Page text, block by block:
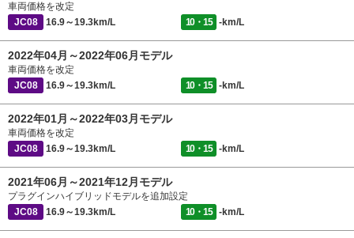
車両価格を改定
JC08
16.9～19.3km/L 10・15 -km/L
2022年04月～2022年06月モデル
車両価格を改定
JC08
16.9～19.3km/L 10・15 -km/L
2022年01月～2022年03月モデル
車両価格を改定
JC08
16.9～19.3km/L 10・15 -km/L
2021年06月～2021年12月モデル
プラグインハイブリッドモデルを追加設定
JC08
16.9～19.3km/L 10・15 -km/L